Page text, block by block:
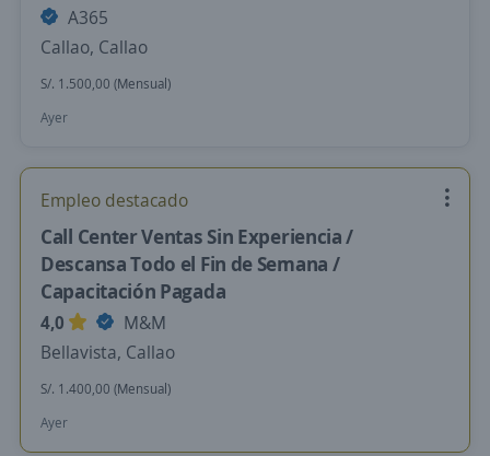
A365
Callao, Callao
S/. 1.500,00 (Mensual)
Ayer
Empleo destacado
Call Center Ventas Sin Experiencia /
Descansa Todo el Fin de Semana /
Capacitación Pagada
4,0
M&M
Bellavista, Callao
S/. 1.400,00 (Mensual)
Ayer